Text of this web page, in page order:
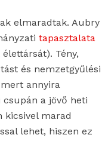
elmaradtak. Aubry
tapasztalata
Tény,
és nemzetgyűlési
annyira
a jövő heti
kicsivel marad
lehet, hiszen ez